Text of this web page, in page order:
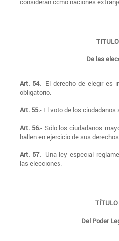
consideran como naciones
De las
Art. 54.- El derecho de elegir es
obligatorio.
Art. 55.- El voto de los ciudadanos
Art. 56.- Sólo los ciudadanos
hallen en ejercicio de sus
Art. 57.- Una ley especial
las elecciones.
TÍTULO
Del Poder